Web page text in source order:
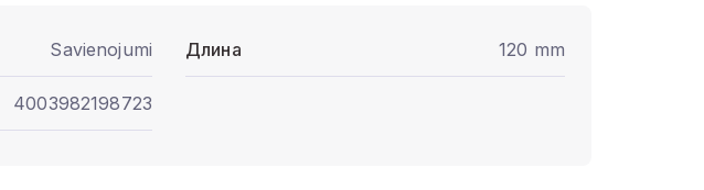
Savienojumi Длина 120 mm
4003982198723